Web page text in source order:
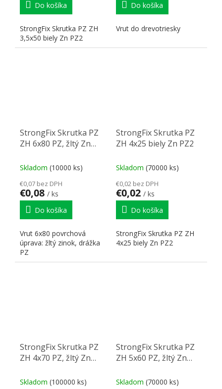
Do košíka
StrongFix Skrutka PZ ZH
3,5x50 biely Zn PZ2
Do košíka
Vrut do drevotriesky
StrongFix Skrutka PZ
ZH 6x80 PZ, žltý Zn
Skladom (10000 ks)
€0,07 bez DPH
€0,08 / ks
Do košíka
Vrut 6x80 povrchová
úprava: žltý zinok, drážka
PZ
StrongFix Skrutka PZ
ZH 4x25 biely Zn PZ2
Skladom (70000 ks)
€0,02 bez DPH
€0,02 / ks
Do košíka
StrongFix Skrutka PZ ZH
4x25 biely Zn PZ2
StrongFix Skrutka PZ
ZH 4x70 PZ, žltý Zn
Skladom (100000 ks)
StrongFix Skrutka PZ
ZH 5x60 PZ, žltý Zn
Skladom (70000 ks)